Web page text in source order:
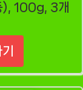
), 100g, 3개